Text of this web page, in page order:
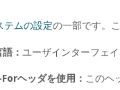
テムの設定の一部です。
： ユーザインターフェ
ヘッダを使用： このヘ